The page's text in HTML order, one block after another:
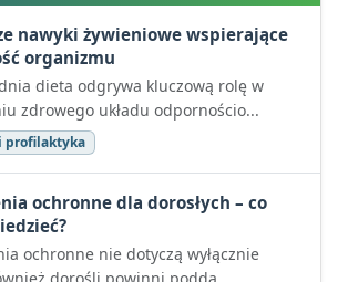
nawyki żywieniowe wspierające
organizmu
dieta odgrywa kluczową rolę w
zdrowego układu odpornościo...
profilaktyka
ochronne dla dorosłych – co
ochronne nie dotyczą wyłącznie